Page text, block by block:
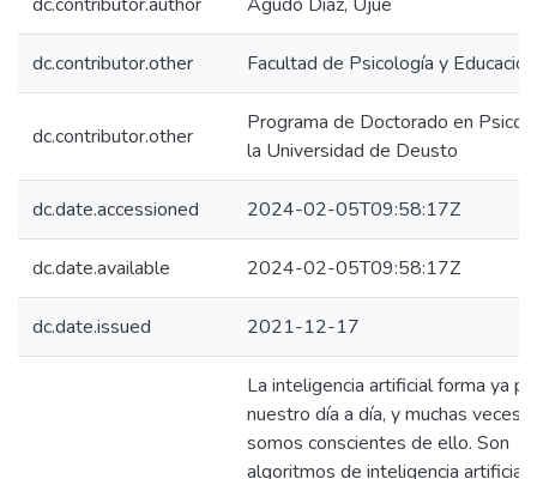
dc.contributor.other Facultad de Psicología y Educación
dc.contributor.other
Programa de Doctorado en
la Universidad de Deusto
dc.date.accessioned 2024-02-05T09:58:17Z
dc.date.available 2024-02-05T09:58:17Z
dc.date.issued 2021-12-17
La inteligencia artificial forma ya
nuestro día a día, y muchas veces
somos conscientes de ello. Son
algoritmos de inteligencia artificial